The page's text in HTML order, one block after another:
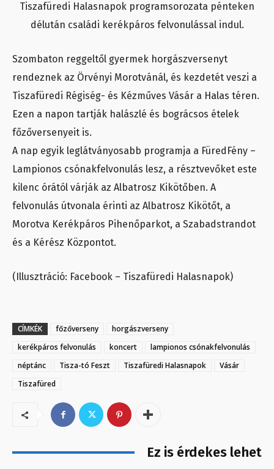
Tiszafüredi Halasnapok programsorozata pénteken
délután családi kerékpáros felvonulással indul.
Szombaton reggeltől gyermek horgászversenyt
rendeznek az Örvényi Morotvánál, és kezdetét veszi a
Tiszafüredi Régiség- és Kézműves Vásár a Halas téren.
Ezen a napon tartják halászlé és bográcsos ételek
főzőversenyeit is.
A nap egyik leglátványosabb programja a FüredFény –
Lampionos csónakfelvonulás lesz, a résztvevőket este
kilenc órától várják az Albatrosz Kikötőben. A
felvonulás útvonala érinti az Albatrosz Kikötőt, a
Morotva Kerékpáros Pihenőparkot, a Szabadstrandot
és a Kérész Központot.
(Illusztráció: Facebook – Tiszafüredi Halasnapok)
CÍMKÉK főzőverseny
horgászverseny
kerékpáros felvonulás
koncert
lampionos csónakfelvonulás
néptánc
Tisza-tó Feszt Tiszafüredi Halasnapok
Vásár
Tiszafüred
Ez is érdekes lehet